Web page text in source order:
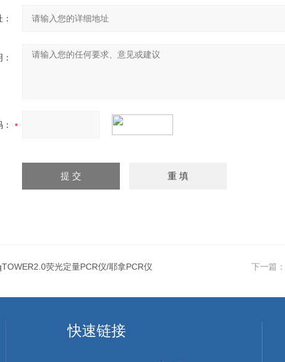
荧光定量PCR仪/耶拿PCR仪 下一篇：
快速链接